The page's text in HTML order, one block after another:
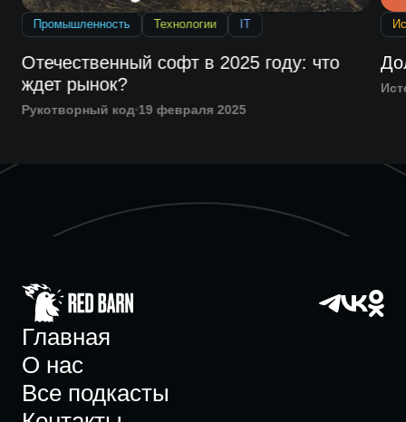
Промышленность Технологии IT
Отечественный софт в 2025 году: что
ждет рынок?
Рукотворный код 19 февраля 2025
Главная
О нас
Все подкасты